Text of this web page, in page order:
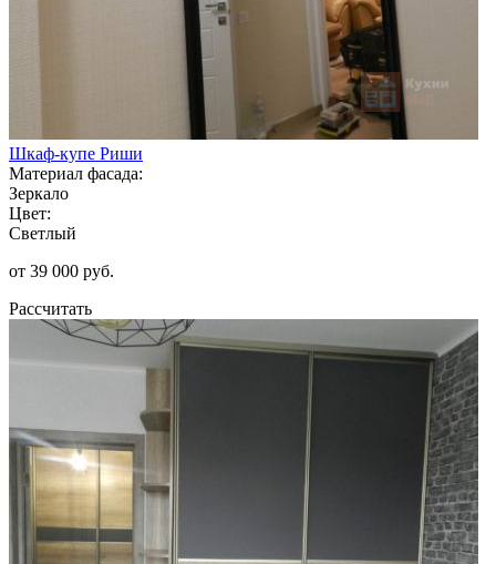
Шкаф-купе Риши
Материал фасада:
Зеркало
Цвет:
Светлый
от 39 000 руб.
Рассчитать